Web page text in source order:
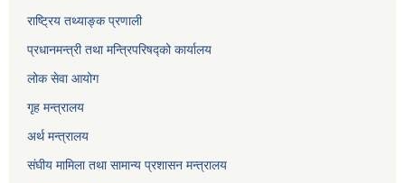
राष्ट्रिय तथ्याङ्क प्रणाली
प्रधानमन्त्री तथा मन्त्रिपरिषद्को कार्यालय
लोक सेवाआयोग
गृह मन्त्रालय
अर्थ मन्त्रालय
संघीय मामिला तथा सामान्य प्रशासन मन्त्रालय